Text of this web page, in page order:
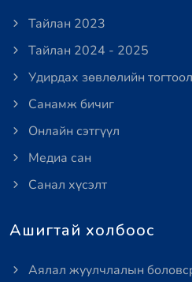
Тайлан 2023
Тайлан 2024 - 2025
Удирдах зөвлөлийн тогтоол
Санамж бичиг
Онлайн сэтгүүл
Медиа сан
Санал хүсэлт
Ашигтай холбоос
Аялал жуулчлалын